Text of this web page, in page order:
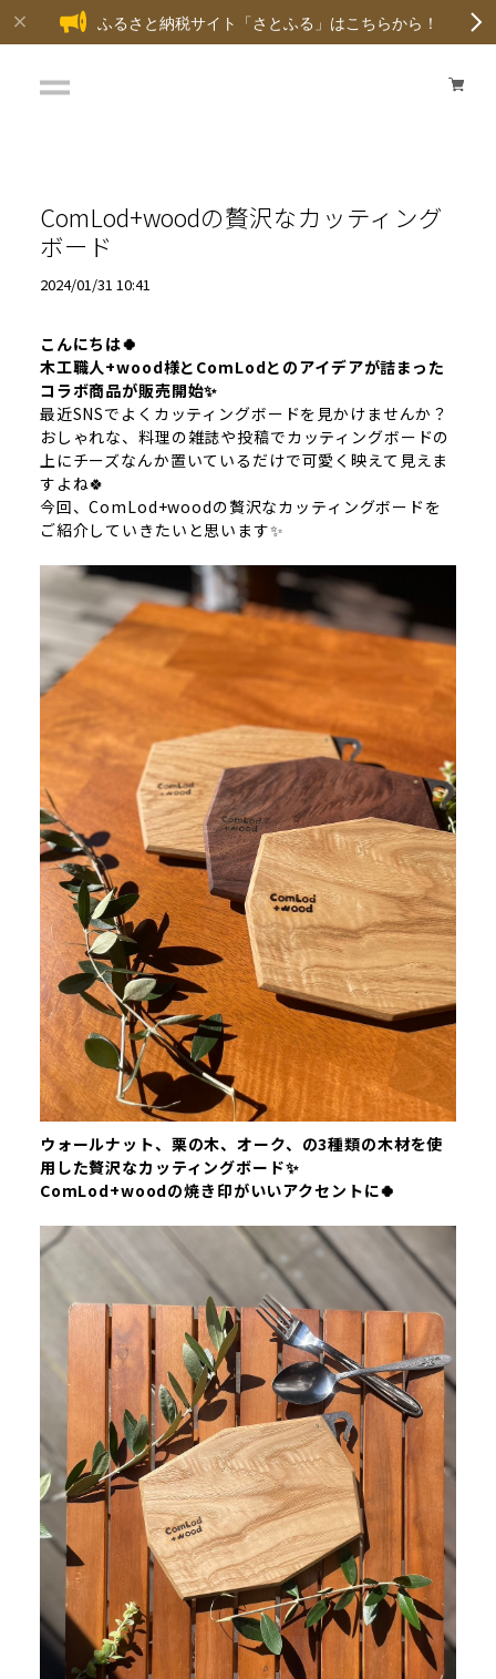
ふるさと納税サイト「さとふる」はこちらから！
ComLod+woodの贅沢なカッティング
ボード
2024/01/31 10:41
こんにちは🍀
木工職人+wood様とComLodとのアイデアが詰まった
コラボ商品が販売開始✨
最近SNSでよくカッティングボードを見かけませんか？
おしゃれな、料理の雑誌や投稿でカッティングボードの
上にチーズなんか置いているだけで可愛く映えて見えま
すよね🍀
今回、ComLod+woodの贅沢なカッティングボードを
ご紹介していきたいと思います✨
ウォールナット、栗の木、オーク、の3種類の木材を使
用した贅沢なカッティングボード✨
ComLod+woodの焼き印がいいアクセントに🍀